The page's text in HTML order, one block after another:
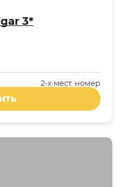
3*
2-x мест. номер